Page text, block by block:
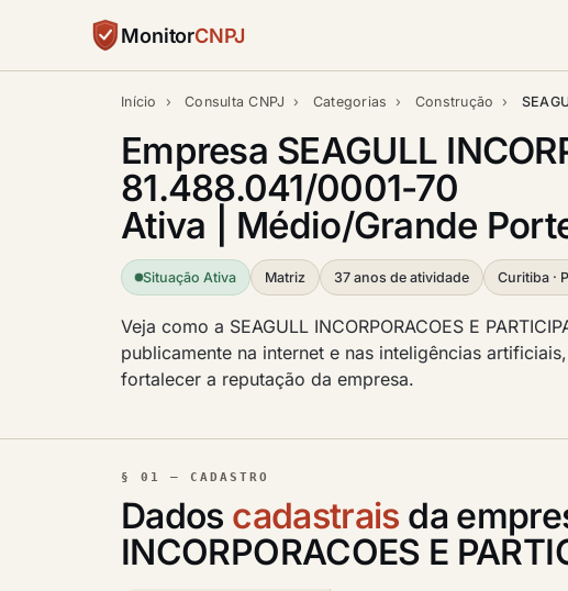
MonitorCNPJ
Início › Consulta CNPJ › Categorias › Construção ›
Empresa SEAGULL
81.488.041/0001-70
Ativa | Médio/Grande
Situação Ativa Matriz 37 anos de atividade Curitiba ·
Veja como a SEAGULL INCORPORACOES E
publicamente na internet e nas inteligências
fortalecer a reputação da empresa.
§ 01 — CADASTRO
Dados cadastrais da
INCORPORACOES E